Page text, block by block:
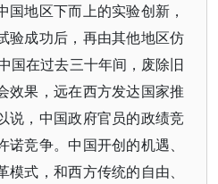
地区下而上的实验创新，
验成功后，再由其他地区仿
国在过去三十年间，废除旧
效果，远在西方发达国家推
说，中国政府官员的政绩竞
竞争。中国开创的机遇、
式，和西方传统的自由、